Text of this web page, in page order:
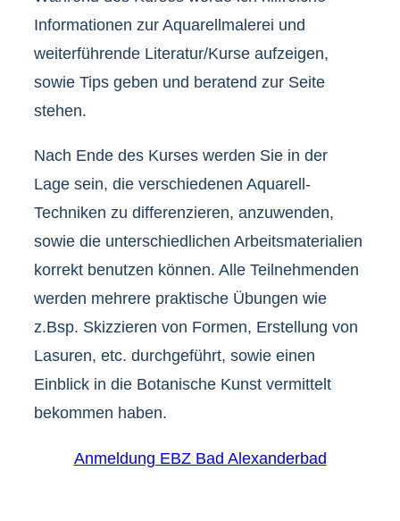
Informationen zur Aquarellmalerei und
weiterführende Literatur/Kurse aufzeigen,
sowie Tips geben und beratend zur Seite
stehen.
Nach Ende des Kurses werden Sie in der
Lage sein, die verschiedenen Aquarell-
Techniken zu differenzieren, anzuwenden,
sowie die unterschiedlichen Arbeitsmaterialien
korrekt benutzen können. Alle Teilnehmenden
werden mehrere praktische Übungen wie
z.Bsp. Skizzieren von Formen, Erstellung von
Lasuren, etc. durchgeführt, sowie einen
Einblick in die Botanische Kunst vermittelt
bekommen haben.
Anmeldung EBZ Bad Alexanderbad